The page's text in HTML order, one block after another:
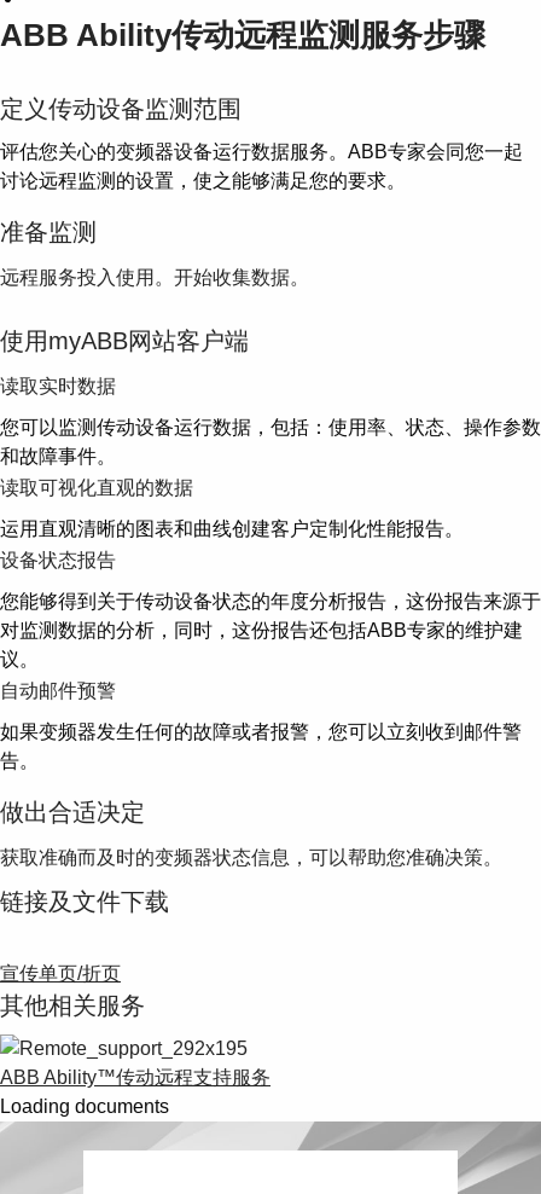
Suggestions
Products
See more products
0
ABB Ability传动远程监测服务步骤
定义传动设备监测范围
评估您关心的变频器设备运行数据服务。ABB专家会同您一起
讨论远程监测的设置，使之能够满足您的要求。
准备监测
远程服务投入使用。开始收集数据。
使用myABB网站客户端
读取实时数据
您可以监测传动设备运行数据，包括：使用率、状态、操作参数
和故障事件。
读取可视化直观的数据
运用直观清晰的图表和曲线创建客户定制化性能报告。
设备状态报告
您能够得到关于传动设备状态的年度分析报告，这份报告来源于
对监测数据的分析，同时，这份报告还包括ABB专家的维护建
议。
自动邮件预警
如果变频器发生任何的故障或者报警，您可以立刻收到邮件警
告。
做出合适决定
获取准确而及时的变频器状态信息，可以帮助您准确决策。
链接及文件下载
宣传单页/折页
其他相关服务
ABB Ability™传动远程支持服务
Loading documents